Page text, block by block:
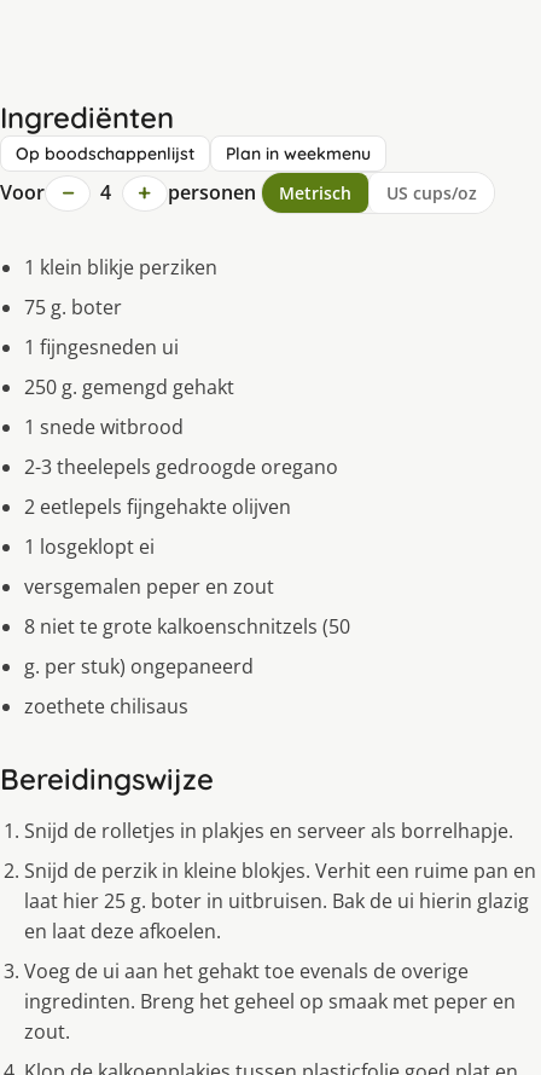
Ingrediënten
Op boodschappenlijst Plan in weekmenu
Voor − 4 + personen Metrisch US cups/oz
1 klein blikje perziken
75 g. boter
1 fijngesneden ui
250 g. gemengd gehakt
1 snede witbrood
2-3 theelepels gedroogde oregano
2 eetlepels fijngehakte olijven
1 losgeklopt ei
versgemalen peper en zout
8 niet te grote kalkoenschnitzels (50
g. per stuk) ongepaneerd
zoethete chilisaus
Bereidingswijze
Snijd de rolletjes in plakjes en serveer als borrelhapje.
Snijd de perzik in kleine blokjes. Verhit een ruime pan en
laat hier 25 g. boter in uitbruisen. Bak de ui hierin glazig
en laat deze afkoelen.
Voeg de ui aan het gehakt toe evenals de overige
ingredinten. Breng het geheel op smaak met peper en
zout.